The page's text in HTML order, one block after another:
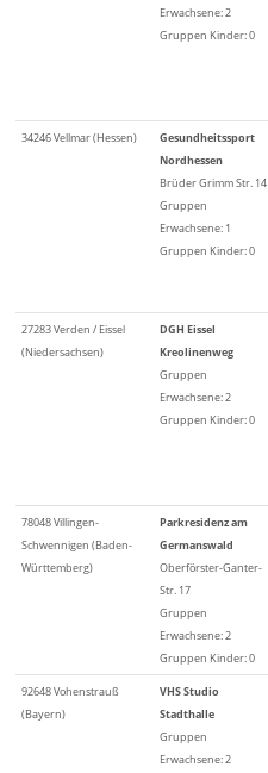
Erwachsene: 2
Gruppen Kinder: 0
34246 Vellmar (Hessen)
Gesundheitssport
Nordhessen
Brüder Grimm Str. 14
Gruppen
Erwachsene: 1
Gruppen Kinder: 0
27283 Verden / Eissel
(Niedersachsen)
DGH Eissel
Kreolinenweg
Gruppen
Erwachsene: 2
Gruppen Kinder: 0
78048 Villingen-
Schwennigen (Baden-
Württemberg)
Parkresidenz am
Germanswald
Oberförster-Ganter-
Str. 17
Gruppen
Erwachsene: 2
Gruppen Kinder: 0
92648 Vohenstrauß
(Bayern)
VHS Studio
Stadthalle
Gruppen
Erwachsene: 2